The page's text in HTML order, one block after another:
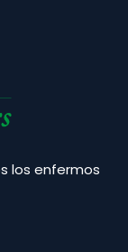
los enfermos